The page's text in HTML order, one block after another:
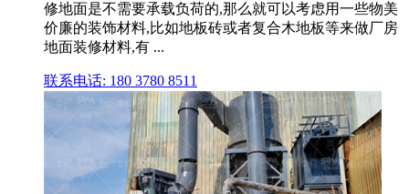
修地面是不需要承载负荷的,那么就可以考虑用一些物美
价廉的装饰材料,比如地板砖或者复合木地板等来做厂房
地面装修材料,有 ...
联系电话: 180 3780 8511